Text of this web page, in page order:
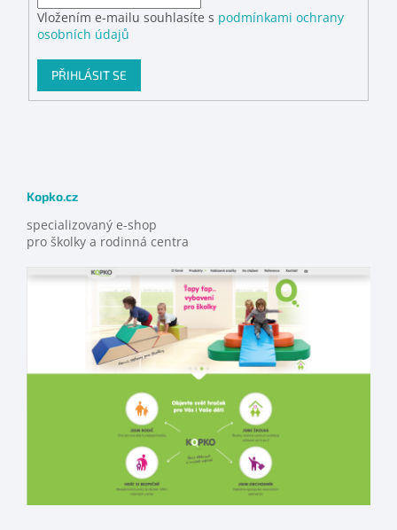
Vložením e-mailu souhlasíte s podmínkami ochrany
osobních údajů
PŘIHLÁSIT SE
Kopko.cz
specializovaný e-shop
pro školky a rodinná centra